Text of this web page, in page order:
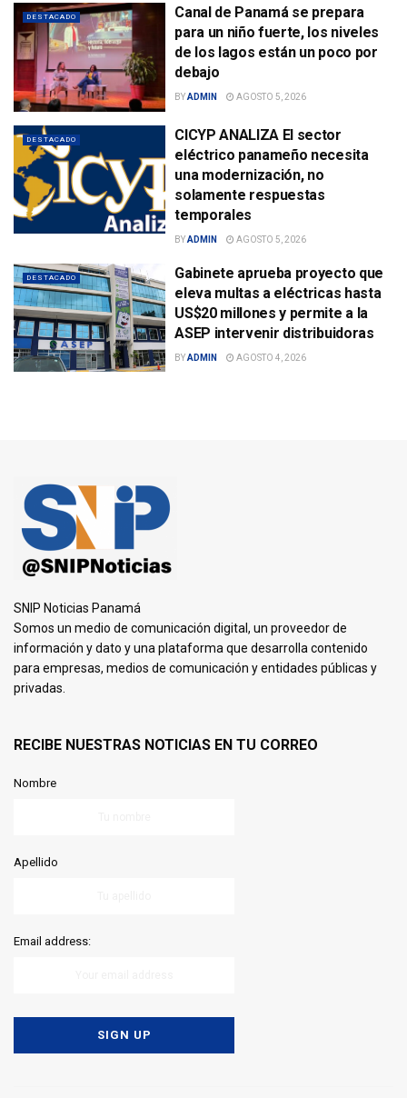
DESTACADO
Canal de Panamá se prepara
para un niño fuerte, los niveles
de los lagos están un poco por
debajo
BYADMIN AGOSTO 5, 2026
DESTACADO
CICYP ANALIZA El sector
eléctrico panameño necesita
una modernización, no
solamente respuestas
temporales
BYADMIN AGOSTO 5, 2026
DESTACADO
Gabinete aprueba proyecto que
eleva multas a eléctricas hasta
US$20 millones y permite a la
ASEP intervenir distribuidoras
BYADMIN AGOSTO 4, 2026
SNIP Noticias Panamá
Somos un medio de comunicación digital, un proveedor de
información y dato y una plataforma que desarrolla contenido
para empresas, medios de comunicación y entidades públicas y
privadas.
RECIBE NUESTRAS NOTICIAS EN TU CORREO
Nombre
Apellido
Email address: